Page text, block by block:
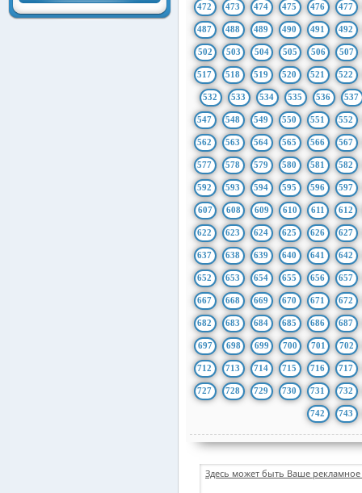
472 473 474 475 476 477
487 488 489 490 491 492
502 503 504 505 506 507
517 518 519 520 521 522
532 533 534 535 536 537
547 548 549 550 551 552
562 563 564 565 566 567
577 578 579 580 581 582
592 593 594 595 596 597
607 608 609 610 611 612
622 623 624 625 626 627
637 638 639 640 641 642
652 653 654 655 656 657
667 668 669 670 671 672
682 683 684 685 686 687
697 698 699 700 701 702
712 713 714 715 716 717
727 728 729 730 731 732
742 743
Здесь может быть Ваше